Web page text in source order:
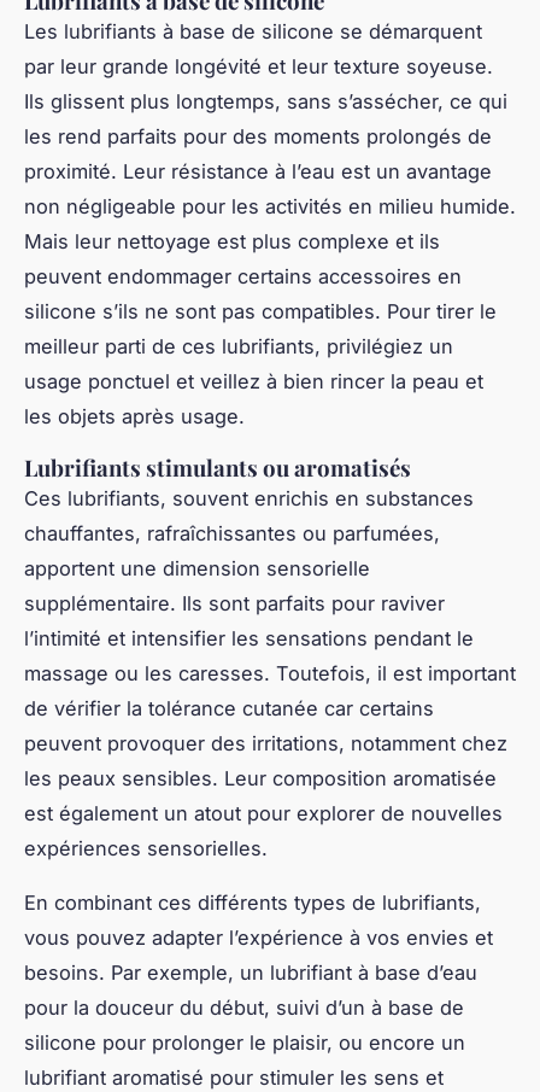
Les lubrifiants à base de silicone se démarquent
par leur grande longévité et leur texture soyeuse.
Ils glissent plus longtemps, sans s’assécher, ce qui
les rend parfaits pour des moments prolongés de
proximité. Leur résistance à l’eau est un avantage
non négligeable pour les activités en milieu humide.
Mais leur nettoyage est plus complexe et ils
peuvent endommager certains accessoires en
silicone s’ils ne sont pas compatibles. Pour tirer le
meilleur parti de ces lubrifiants, privilégiez un
usage ponctuel et veillez à bien rincer la peau et
les objets après usage.
Lubrifiants stimulants ou aromatisés
Ces lubrifiants, souvent enrichis en substances
chauffantes, rafraîchissantes ou parfumées,
apportent une dimension sensorielle
supplémentaire. Ils sont parfaits pour raviver
l’intimité et intensifier les sensations pendant le
massage ou les caresses. Toutefois, il est important
de vérifier la tolérance cutanée car certains
peuvent provoquer des irritations, notamment chez
les peaux sensibles. Leur composition aromatisée
est également un atout pour explorer de nouvelles
expériences sensorielles.
En combinant ces différents types de lubrifiants,
vous pouvez adapter l’expérience à vos envies et
besoins. Par exemple, un lubrifiant à base d’eau
pour la douceur du début, suivi d’un à base de
silicone pour prolonger le plaisir, ou encore un
lubrifiant aromatisé pour stimuler les sens et